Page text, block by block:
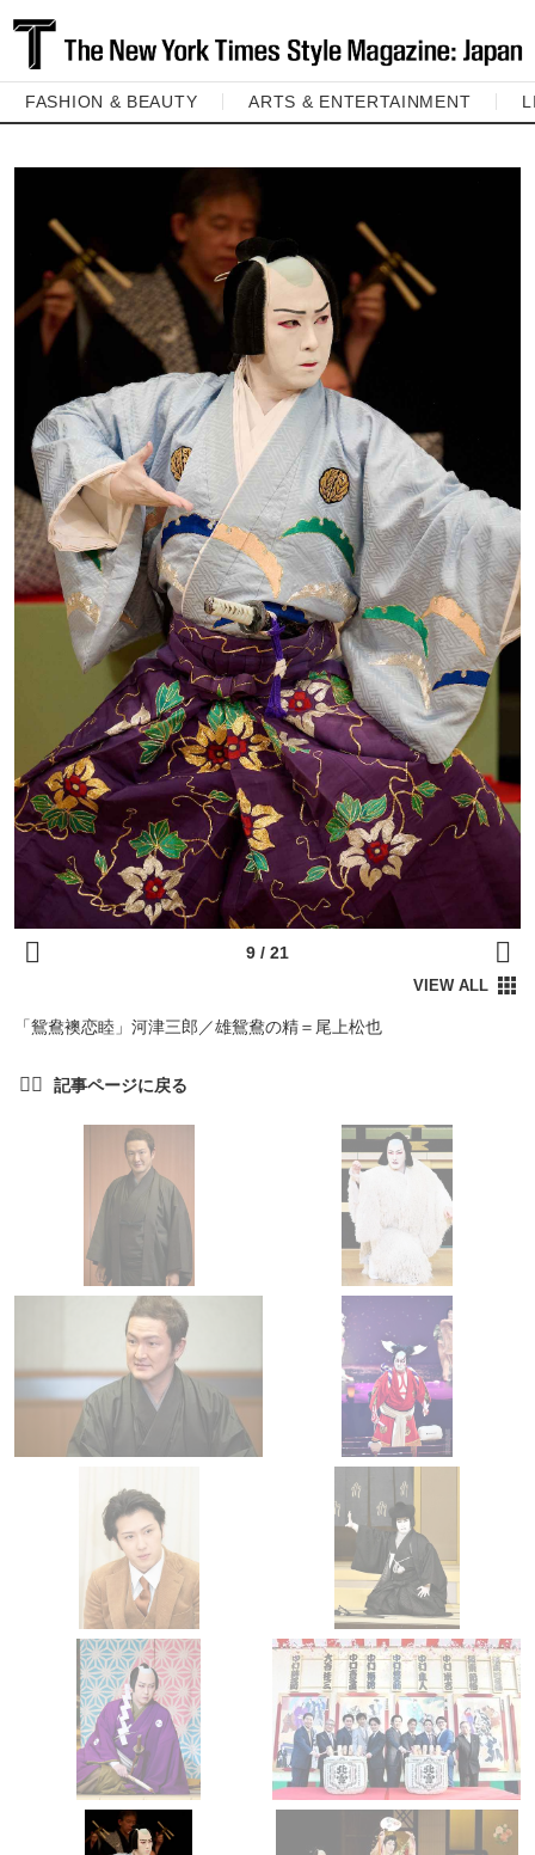
FASHION & BEAUTY ARTS & ENTERTAINMENT
「鴛鴦襖恋睦」河津三郎／雄鴛鴦の精＝尾上松也